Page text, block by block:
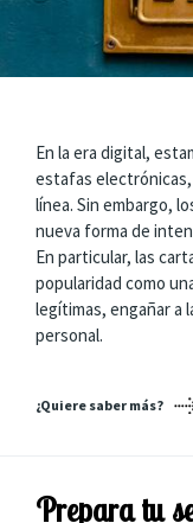
En la era digital,
estafas
línea. Sin embargo,
nueva forma de
En particular, las
popularidad como
legítimas, engañar a
personal.
¿Quiere saber más?
Prepara tu